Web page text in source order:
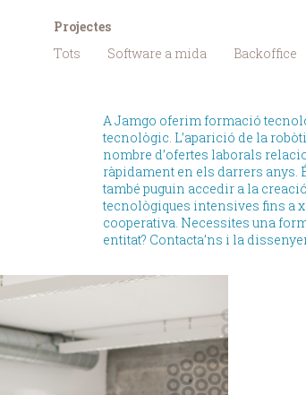
Projectes
Tots
Software a mida Backoffice
A Jamgo oferim formació
tecnològic. L’aparició de la
nombre d’ofertes laborals
ràpidament en els darrers anys.
també puguin accedir a la
tecnològiques intensives fins a
cooperativa. Necessites una
entitat? Contacta’ns i la
per Jamgo en el marc de
Activa. El taller està adreçat a
millorar l’estratègia digital de dones
ensenyant-les a mesurar
amb Google Analytics i altres eines